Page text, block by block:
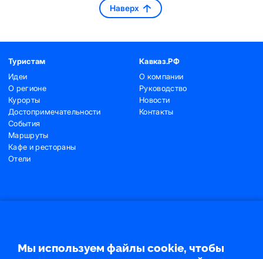
Наверх
Туристам
Идеи
О регионе
Курорты
Достопримечательности
События
Маршруты
Кафе и рестораны
Отели
Кавказ.РФ
О компании
Руководство
Новости
Контакты
info@ncrc.ru
Мы используем файлы cookie, чтобы